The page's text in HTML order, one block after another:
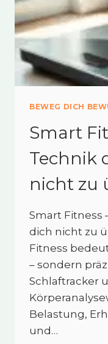
BEWEG DICH
Smart
Technik
nicht zu
Smart Fitness
dich nicht zu
Fitness
– sondern
Schlaftracker
Belastung,
und…